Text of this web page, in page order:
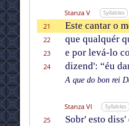
Stanza V Syllables
21 Este cantar o
22
que qualquér
23
e por levá-lo
24
dizend': “éu
A que do bon rei
Stanza VI Syllables
25 Sobr' esto